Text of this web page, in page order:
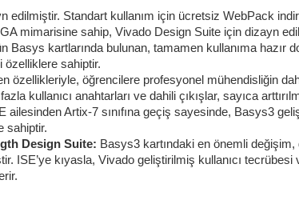
edilmiştir. Standart kullanım için ücretsiz WebPack
mimarisine sahip, Vivado Design Suite için dizayn
Basys kartlarında bulunan, tamamen kullanıma hazır
özelliklere sahiptir.
özellikleriyle, öğrencilere profesyonel mühendisliğin
kullanıcı anahtarları ve dahili çıkışlar, sayıca
ailesinden Artix-7 sınıfına geçiş sayesinde, Basys3
sahiptir.
Design Suite: Basys3 kartındaki en önemli
ISE’ye kıyasla, Vivado geliştirilmiş kullanıcı